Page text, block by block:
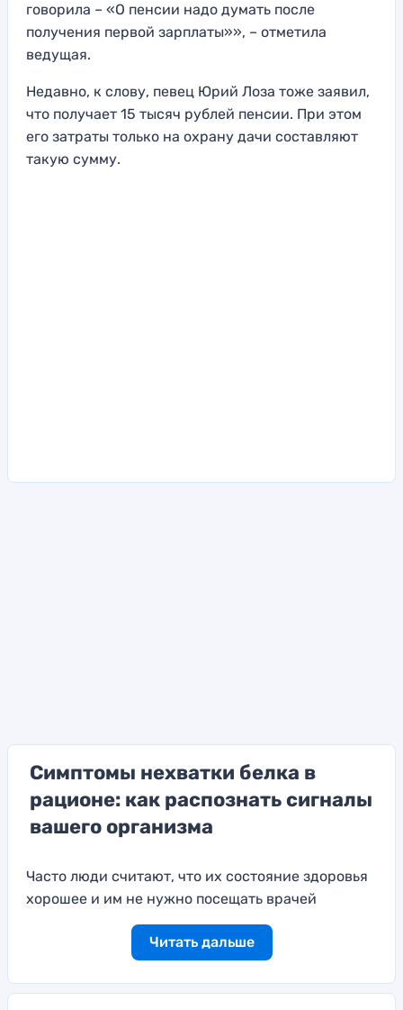
говорила – «О пенсии надо думать после
получения первой зарплаты»», – отметила
ведущая.
Недавно, к слову, певец Юрий Лоза тоже заявил,
что получает 15 тысяч рублей пенсии. При этом
его затраты только на охрану дачи составляют
такую сумму.
Симптомы нехватки белка в
рационе: как распознать сигналы
вашего организма
Часто люди считают, что их состояние здоровья
хорошее и им не нужно посещать врачей
Читать дальше